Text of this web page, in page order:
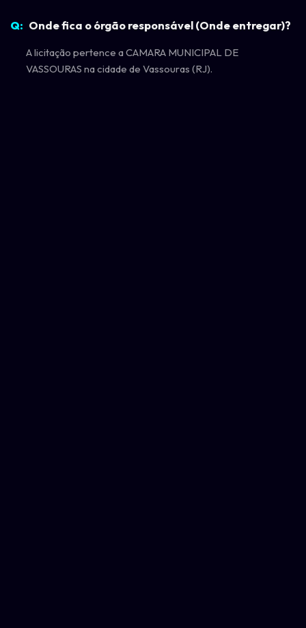
Onde fica o órgão responsável (Onde entregar)?
A licitação pertence a CAMARA MUNICIPAL DE
VASSOURAS na cidade de Vassouras (RJ).